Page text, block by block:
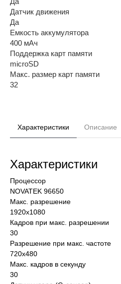
Датчик движения
Да
Емкость аккумулятора
400 мАч
Поддержка карт памяти
microSD
Макс. размер карт памяти
32
Характеристики Описание
Характеристики
Процессор
NOVATEK 96650
Макс. разрешение
1920x1080
Кадров при макс. разрешении
30
Разрешение при макс. частоте
720x480
Макс. кадров в секунду
30